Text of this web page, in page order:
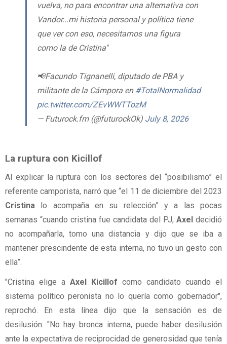
vuelva, no para encontrar una alternativa con
Vandor...mi historia personal y política tiene
que ver con eso, necesitamos una figura
como la de Cristina"
📢Facundo Tignanelli, diputado de PBA y
militante de la Cámpora en #TotalNormalidad
pic.twitter.com/ZEvWWTTozM
— Futurock.fm (@futurockOk) July 8, 2026
La ruptura con Kicillof
Al explicar la ruptura con los sectores del “posibilismo” el
referente camporista, narró que “el 11 de diciembre del 2023
Cristina lo acompaña en su relección” y a las pocas
semanas “cuando cristina fue candidata del PJ, Axel decidió
no acompañarla, tomo una distancia y dijo que se iba a
mantener prescindente de esta interna, no tuvo un gesto con
ella”.
"Cristina elige a Axel Kicillof como candidato cuando el
sistema político peronista no lo quería como gobernador",
reprochó. En esta línea dijo que la sensación es de
desilusión: "No hay bronca interna, puede haber desilusión
ante la expectativa de reciprocidad de generosidad que tenía